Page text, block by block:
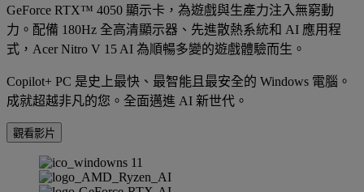
GeForce RTX™ 4050 顯示卡，為遊戲與生產力注入無窮動
力。配備 180Hz 全高清顯示器、先進散熱系統和 AI 應用程
式，Acer Nitro V 15 AI 為順暢多變的遊戲體驗而生。
Copilot+ PC 是史上最快、最智能且最安全的 Windows 電腦。
成就超越非凡的您。全面邁進 AI 新世代。
觀看影片